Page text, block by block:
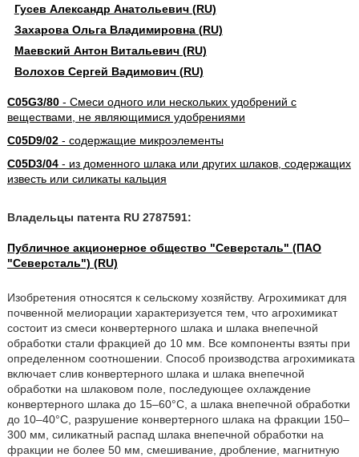
Гусев Александр Анатольевич (RU)
Захарова Ольга Владимировна (RU)
Маевский Антон Витальевич (RU)
Волохов Сергей Вадимович (RU)
C05G3/80- Смеси одного или нескольких удобрений с
веществами, не являющимися удобрениями
C05D9/02- содержащие микроэлементы
C05D3/04- из доменного шлака или других шлаков, содержащих
известь или силикаты кальция
Владельцы патента RU 2787591:
Публичное акционерное общество "Северсталь" (ПАО
"Северсталь") (RU)
Изобретения относятся к сельскому хозяйству. Агрохимикат для
почвенной мелиорации характеризуется тем, что агрохимикат
состоит из смеси конвертерного шлака и шлака внепечной
обработки стали фракцией до 10 мм. Все компоненты взяты при
определенном соотношении. Способ производства агрохимиката
включает слив конвертерного шлака и шлака внепечной
обработки на шлаковом поле, последующее охлаждение
конвертерного шлака до 15–60°С, а шлака внепечной обработки
до 10–40°С, разрушение конвертерного шлака на фракции 150–
300 мм, силикатный распад шлака внепечной обработки на
фракции не более 50 мм, смешивание, дробление, магнитную